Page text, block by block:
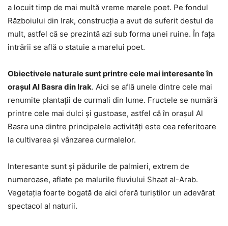
a locuit timp de mai multă vreme marele poet. Pe fondul
Războiului din Irak, construcția a avut de suferit destul de
mult, astfel că se prezintă azi sub forma unei ruine. În fața
intrării se află o statuie a marelui poet.
Obiectivele naturale sunt printre cele mai interesante în
orașul Al Basra din Irak. Aici se află unele dintre cele mai
renumite plantații de curmali din lume. Fructele se numără
printre cele mai dulci și gustoase, astfel că în orașul Al
Basra una dintre principalele activități este cea referitoare
la cultivarea și vânzarea curmalelor.
Interesante sunt și pădurile de palmieri, extrem de
numeroase, aflate pe malurile fluviului Shaat al-Arab.
Vegetația foarte bogată de aici oferă turiștilor un adevărat
spectacol al naturii.